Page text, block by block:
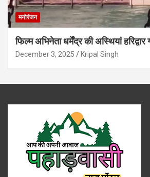
मनोरंजन
फिल्म अभिनेता धर्मेंद्र की अस्थियां हरिद्वार
December 3, 2025 Kripal Singh